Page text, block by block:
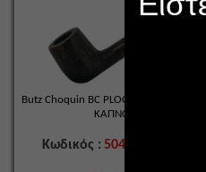
Butz Choquin BC PLOGOFF 1601 9mm
ΚΑΠΝΟΥ ΙΣΙΑ
Κωδικός : 50439